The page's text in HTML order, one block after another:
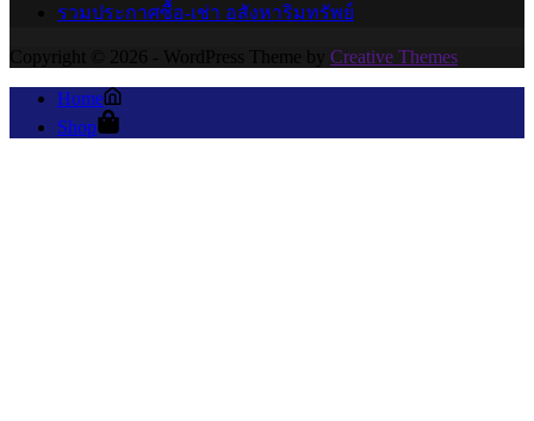
รวมประกาศซื้อ-เช่า อสังหาริมทรัพย์
Copyright © 2026 - WordPress Theme by Creative Themes
Home
Shop